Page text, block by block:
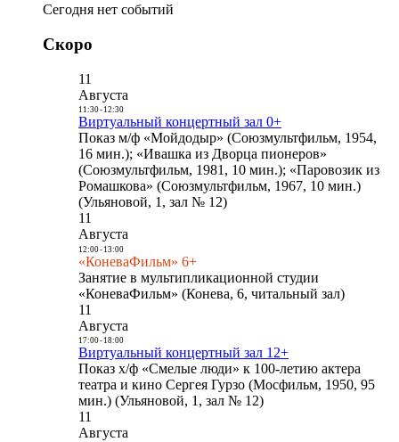
Сегодня нет событий
Скоро
11
Августа
11:30- 12:30
Виртуальный концертный зал 0+
Показ м/ф «Мойдодыр» (Союзмультфильм, 1954,
16 мин.); «Ивашка из Дворца пионеров»
(Союзмультфильм, 1981, 10 мин.); «Паровозик из
Ромашкова» (Союзмультфильм, 1967, 10 мин.)
(Ульяновой, 1, зал № 12)
11
Августа
12:00- 13:00
«КоневаФильм» 6+
Занятие в мультипликационной студии
«КоневаФильм» (Конева, 6, читальный зал)
11
Августа
17:00- 18:00
Виртуальный концертный зал 12+
Показ х/ф «Смелые люди» к 100-летию актера
театра и кино Сергея Гурзо (Мосфильм, 1950, 95
мин.) (Ульяновой, 1, зал № 12)
11
Августа